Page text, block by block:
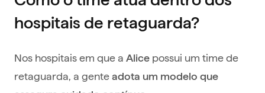
hospitais de retaguarda?
Nos hospitais em que a Alice possui um time de
retaguarda, a gente adota um modelo que